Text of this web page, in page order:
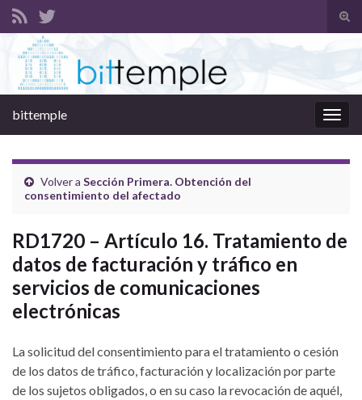
el
de
la
bittemple
Volver a Sección Primera. Obtención del
consentimiento del afectado
RD1720 – Artículo 16. Tratamiento de
datos de facturación y tráfico en
servicios de comunicaciones
electrónicas
La solicitud del consentimiento para el tratamiento o cesión
de los datos de tráfico, facturación y localización por parte
de los sujetos obligados, o en su caso la revocación de aquél,